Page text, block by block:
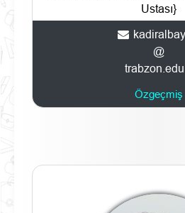
Ustası}
@
Özgeçmiş